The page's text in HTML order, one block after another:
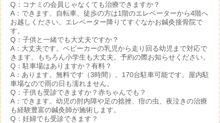
Q：コナミの会員じゃなくても治療できますか？
A：できます。自転車、徒歩の方は1階のエレベーターから4階へ
お越しください。エレベーター降りてすぐなかお鍼灸接骨院で
す。
Q：子供と一緒でも大丈夫ですか？
A：大丈夫です。ベビーカーの乳児から走り回る幼児まで対応で
きます。もちろん小学生も大丈夫。予約の際お知らせください。
Q：駐車場はありますか？有料？
A：あります。無料です（3時間）。170台駐車可能です。屋内駐
車場なので雨の日も濡れません。
Q：子供も受診できますか？赤ちゃんでも？
A：できます。幼児の肘内障や足の捻挫、疳の虫、夜泣きの治療
も経験豊富の鍼灸師が施術します。
Q：妊婦でも受診できます？